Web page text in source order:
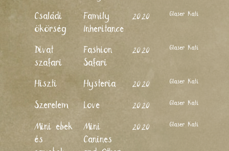
Családi
ökörség
Family
Inheritance
2020 Glaser Kati
Divat
szafari
Fashion
Safari
2020 Glaser Kati
Hiszti Hysteria 2020 Glaser Kati
Szerelem Love 2020 Glaser Kati
Mini ebek
és
Mini
Canines
2020 Glaser Kati